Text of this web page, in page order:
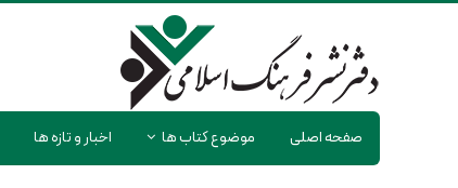
صفحه اصلی موضوع کتاب ها اخبار و تازه ها